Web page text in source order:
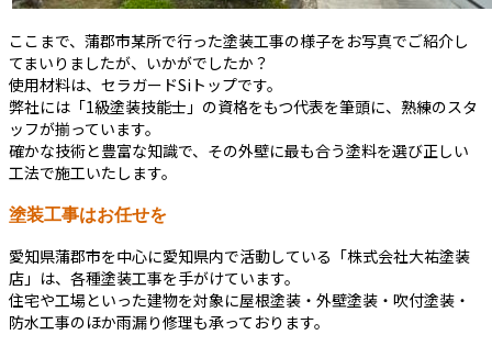
ここまで、蒲郡市某所で行った塗装工事の様子をお写真でご紹介し
てまいりましたが、いかがでしたか？
使用材料は、セラガードSiトップです。
弊社には「1級塗装技能士」の資格をもつ代表を筆頭に、熟練のスタ
ッフが揃っています。
確かな技術と豊富な知識で、その外壁に最も合う塗料を選び正しい
工法で施工いたします。
塗装工事はお任せを
愛知県蒲郡市を中心に愛知県内で活動している「株式会社大祐塗装
店」は、各種塗装工事を手がけています。
住宅や工場といった建物を対象に屋根塗装・外壁塗装・吹付塗装・
防水工事のほか雨漏り修理も承っております。